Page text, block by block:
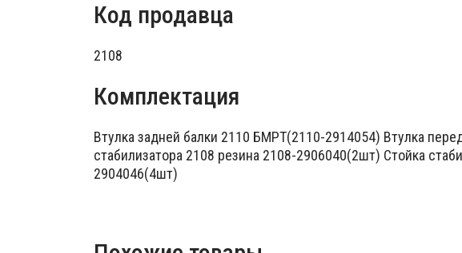
Код продавца
2108
Комплектация
Втулка задней балки 2110 БМРТ(2110-2914054) Втулка
стабилизатора 2108 резина 2108-2906040(2шт) Стойка
2904046(4шт)